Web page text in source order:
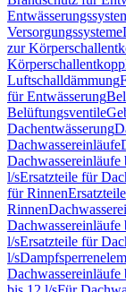
Versorgungssysteme
zur
Luftschalldämmung
für Entwässerung
Belüftungsventile
Dachentwässerung
Dachwassereinläufe
Dachwassereinläufe
l/sErsatzteile für
für Rinnen
Rinnen
Dachwassereinläufe
l/sErsatzteile für
l/s
Dachwassereinläufe